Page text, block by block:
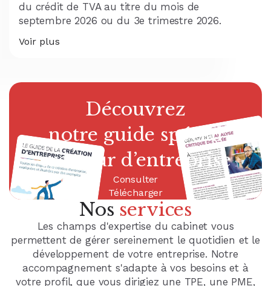
du crédit de TVA au titre du mois de
septembre 2026 ou du 3e trimestre 2026.
Voir plus
Découvrez
notre guide pratique
facturation électronique
Consulter
Télécharger
Découvrez
notre guide spécial
créateur d’entreprise
Consulter
Télécharger
Découvrez
notre guide spécial
chef d'entreprise
Consulter
Télécharger
Découvrez
notre guide spécial
gestion de patrimoine
Consulter
Télécharger
Présentation Guide n° 1
Présentation Guide n° 2
Présentation Guide n° 3
Présentation Guide n° 4
Nos services
Les champs d'expertise du cabinet vous
permettent de gérer sereinement le quotidien et le
développement de votre entreprise. Notre
accompagnement s'adapte à vos besoins et à
votre profil, que vous dirigiez une TPE, une PME,